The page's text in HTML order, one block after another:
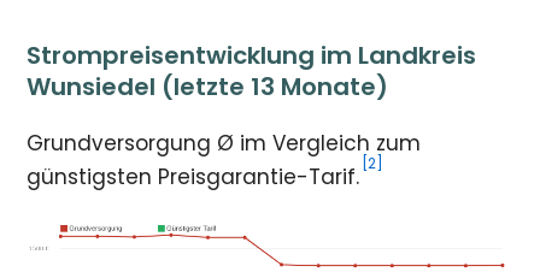
Strompreisentwicklung im Landkreis
Wunsiedel (letzte 13 Monate)
Grundversorgung Ø im Vergleich zum
günstigsten Preisgarantie-Tarif. [2]